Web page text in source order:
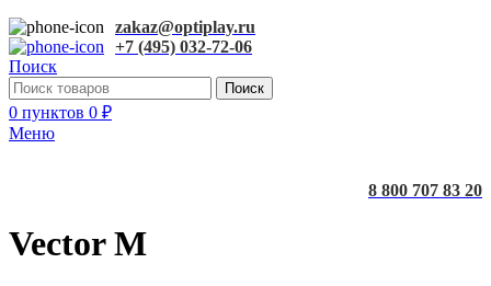
zakaz@optiplay.ru
+7 (495) 032-72-06
Поиск
Поиск
0 пунктов 0 ₽
Меню
8 800 707 83 20
Vector M